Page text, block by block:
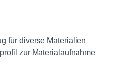
für diverse Materialien
zur Materialaufnahme